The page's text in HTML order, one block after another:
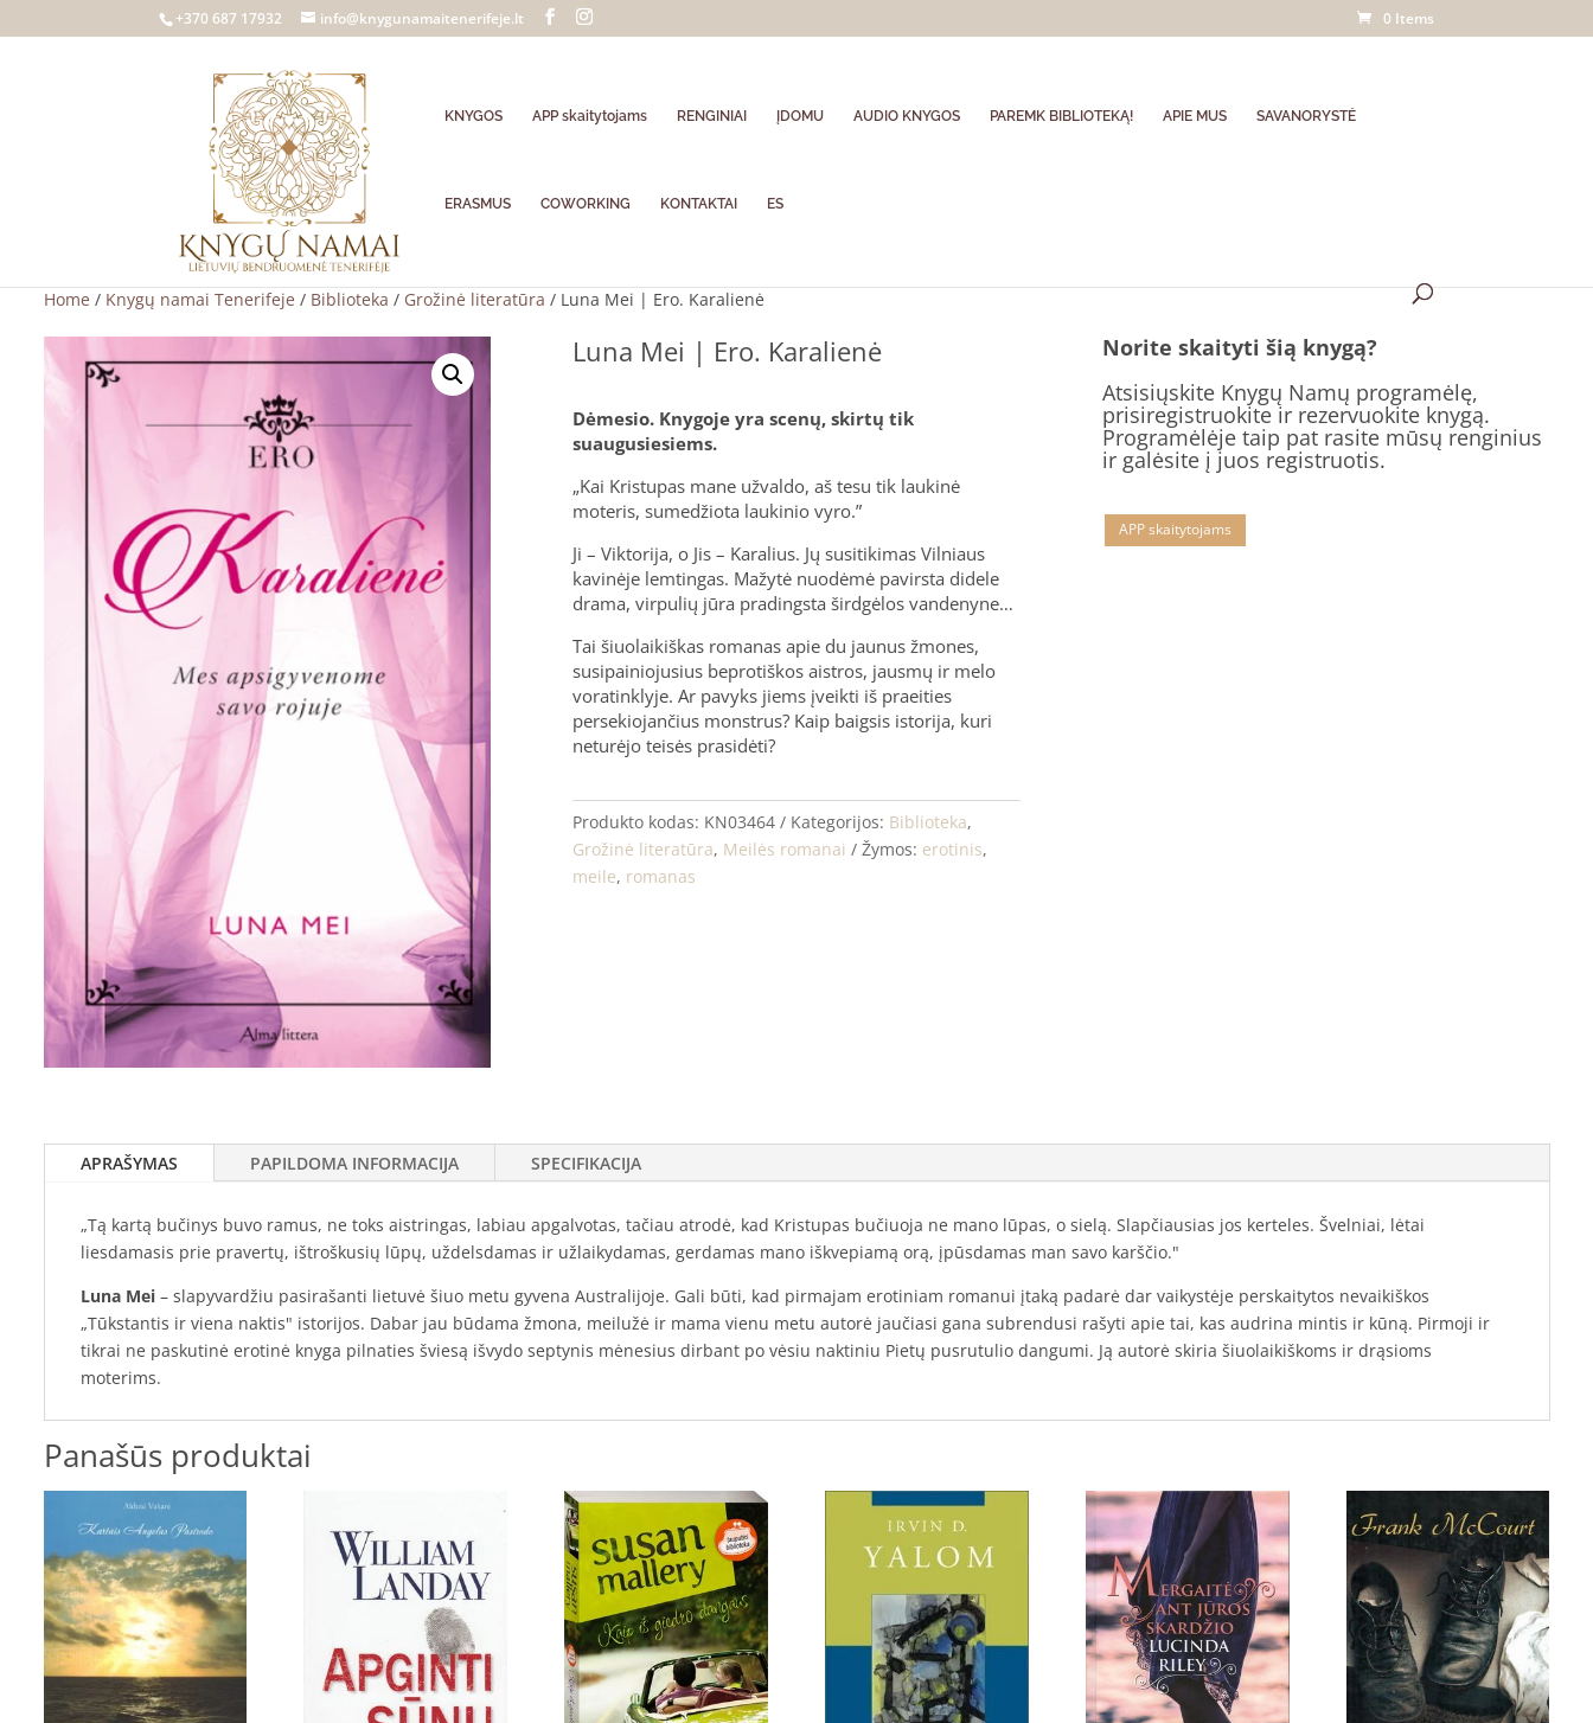
+370 687 17932 info@knygunamaitenerifeje.lt 0 Items
KNYGOS APP skaitytojams RENGINIAI ĮDOMU AUDIO KNYGOS PAREMK BIBLIOTEKĄ! APIE MUS SAVANORYSTĖ
ERASMUS COWORKING KONTAKTAI ES
Home / Knygų namai Tenerifeje / Biblioteka / Grožinė literatūra / Luna Mei | Ero. Karalienė
Luna Mei | Ero. Karalienė
Dėmesio. Knygoje yra scenų, skirtų tik
suaugusiesiems.
„Kai Kristupas mane užvaldo, aš tesu tik laukinė
moteris, sumedžiota laukinio vyro.”
Ji – Viktorija, o Jis – Karalius. Jų susitikimas Vilniaus
kavinėje lemtingas. Mažytė nuodėmė pavirsta didele
drama, virpulių jūra pradingsta širdgėlos vandenyne…
Tai šiuolaikiškas romanas apie du jaunus žmones,
susipainiojusius beprotiškos aistros, jausmų ir melo
voratinklyje. Ar pavyks jiems įveikti iš praeities
persekiojančius monstrus? Kaip baigsis istorija, kuri
neturėjo teisės prasidėti?
Produkto kodas: KN03464 Kategorijos: Biblioteka,
Grožinė literatūra, Meilės romanai Žymos: erotinis,
meile, romanas
Norite skaityti šią knygą?
Atsisiųskite Knygų Namų programėlę,
prisiregistruokite ir rezervuokite knygą.
Programėlėje taip pat rasite mūsų renginius
ir galėsite į juos registruotis.
APP skaitytojams
APRAŠYMAS PAPILDOMA INFORMACIJA SPECIFIKACIJA
„Tą kartą bučinys buvo ramus, ne toks aistringas, labiau apgalvotas, tačiau atrodė, kad Kristupas bučiuoja ne mano lūpas, o sielą. Slapčiausias jos kerteles. Švelniai, lėtai
liesdamasis prie pravertų, ištroškusių lūpų, uždelsdamas ir užlaikydamas, gerdamas mano iškvepiamą orą, įpūsdamas man savo karščio."
Luna Mei– slapyvardžiu pasirašanti lietuvė šiuo metu gyvena Australijoje. Gali būti, kad pirmajam erotiniam romanui įtaką padarė dar vaikystėje perskaitytos nevaikiškos
„Tūkstantis ir viena naktis" istorijos. Dabar jau būdama žmona, meilužė ir mama vienu metu autorė jaučiasi gana subrendusi rašyti apie tai, kas audrina mintis ir kūną. Pirmoji ir
tikrai ne paskutinė erotinė knyga pilnaties šviesą išvydo septynis mėnesius dirbant po vėsiu naktiniu Pietų pusrutulio dangumi. Ją autorė skiria šiuolaikiškoms ir drąsioms
moterims.
Panašūs produktai